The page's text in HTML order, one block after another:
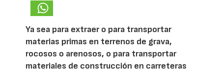
Ya sea para extraer o para transportar
materias primas en terrenos de grava,
rocosos o arenosos, o para transportar
materiales de construcción en carreteras